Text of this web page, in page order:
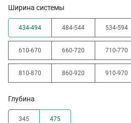
Ширина системы
434-494 484-544 534-594
610-670 660-720 710-770
810-870 860-920 910-970
Глубина
345 475